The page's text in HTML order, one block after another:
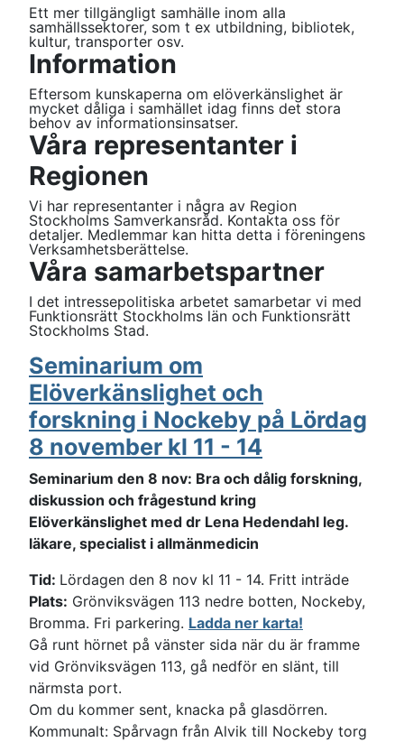
Ett mer tillgängligt samhälle inom alla
samhällssektorer, som t ex utbildning, bibliotek,
kultur, transporter osv.
Information
Eftersom kunskaperna om elöverkänslighet är
mycket dåliga i samhället idag finns det stora
behov av informationsinsatser.
Våra representanter i
Regionen
Vi har representanter i några av Region
Stockholms Samverkansråd. Kontakta oss för
detaljer. Medlemmar kan hitta detta i föreningens
Verksamhetsberättelse.
Våra samarbetspartner
I det intressepolitiska arbetet samarbetar vi med
Funktionsrätt Stockholms län och Funktionsrätt
Stockholms Stad.
Seminarium om
Elöverkänslighet och
forskning i Nockeby på Lördag
8 november kl 11 - 14
Seminarium den 8 nov: Bra och dålig forskning,
diskussion och frågestund kring
Elöverkänslighet med dr Lena Hedendahl leg.
läkare, specialist i allmänmedicin
Tid: Lördagen den 8 nov kl 11 - 14. Fritt inträde
Plats: Grönviksvägen 113 nedre botten, Nockeby,
Bromma. Fri parkering. Ladda ner karta!
Gå runt hörnet på vänster sida när du är framme
vid Grönviksvägen 113, gå nedför en slänt, till
närmsta port.
Om du kommer sent, knacka på glasdörren.
Kommunalt: Spårvagn från Alvik till Nockeby torg